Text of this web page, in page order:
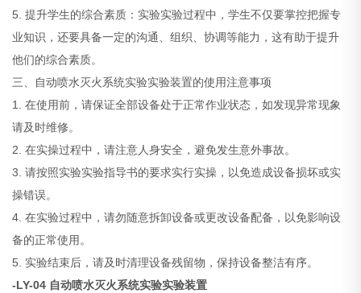
5. 提升学生的综合素质：实验实验过程中，学生不仅要掌控把握专
业知识，还要具备一定的沟通、组织、协调等能力，这有助于提升
他们的综合素质。
三、自动喷水灭火系统实验实验装置的使用注意事项
1. 在使用前，请保证全部设备处于正常作业状态，如发现异常现象
请及时维修。
2. 在实操过程中，请注意人身安全，避免发生意外事故。
3. 请按照实验实验指导书的要求实行实操，以免造成设备损坏或实
操错误。
4. 在实验过程中，请勿随意拆卸设备或更改设备配备，以免影响设
备的正常使用。
5. 实验结束后，请及时清理设备残留物，保持设备整洁有序。
-LY-04 自动喷水灭火系统实验实验装置